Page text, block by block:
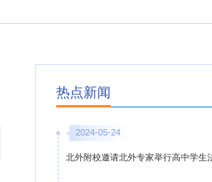
热点新闻
2024-05-24
北外附校邀请北外专家举行高中学生